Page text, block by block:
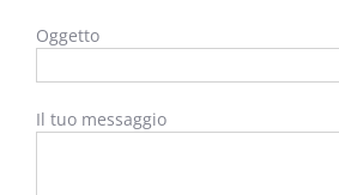
Oggetto
Il tuo messaggio